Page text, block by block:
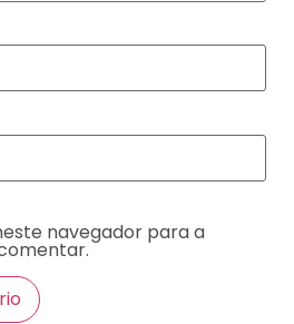
navegador para a